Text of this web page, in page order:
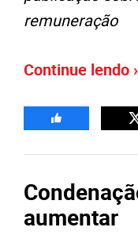
remuneração
Continue lendo ›
aumentar